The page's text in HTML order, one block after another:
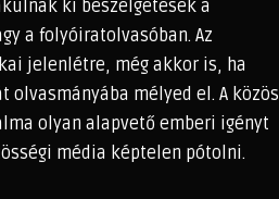
ki beszélgetések a
a folyóiratolvasóban. Az
jelenlétre, még akkor is, ha
olvasmányába mélyed el. A közös
olyan alapvető emberi igényt
média képtelen pótolni.